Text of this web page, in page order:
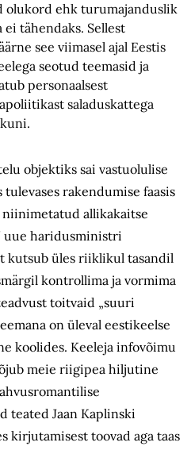
olukord ehk turumajanduslik
ei tähendaks. Sellest
see viimasel ajal Eestis
seotud teemasid ja
personaalsest
saladuskattega
objektiks sai vastuolulise
rakendumise faasis
allikakaitse
uue haridusministri
kutsub üles riiklikul tasandil
kontrollima ja vormima
toitvaid „suuri
on üleval eestikeelse
koolides. Keeleja infovõimu
meie riigipea hiljutine
teated Jaan Kaplinski
kirjutamisest toovad aga taas